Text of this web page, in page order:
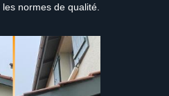
normes de qualité.